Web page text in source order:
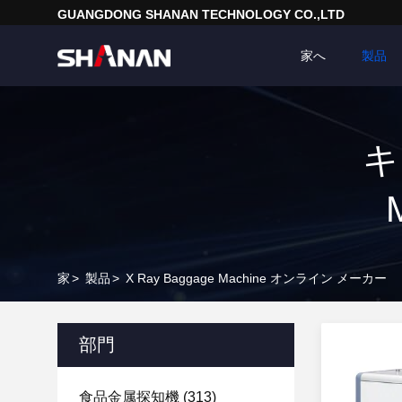
GUANGDONG SHANAN TECHNOLOGY CO.,LTD
家へ 製品
家> 製品> X Ray Baggage Machine オンライン メーカー
部門
食品金属探知機 (313)